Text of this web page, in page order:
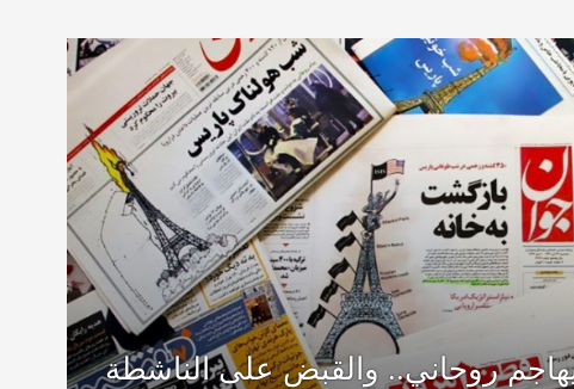
روحاني.. والقبض على الناشطة